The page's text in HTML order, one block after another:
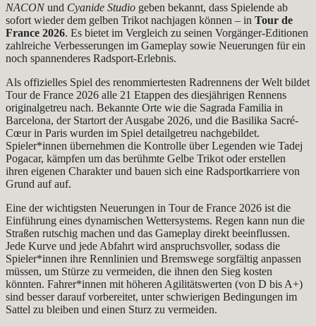
NACONund Cyanide Studio geben bekannt, dass Spielende ab
sofort wieder dem gelben Trikot nachjagen können – in Tour de
France 2026. Es bietet im Vergleich zu seinen Vorgänger-Editionen
zahlreiche Verbesserungen im Gameplay sowie Neuerungen für ein
noch spannenderes Radsport-Erlebnis.
Als offizielles Spiel des renommiertesten Radrennens der Welt bildet
Tour de France 2026 alle 21 Etappen des diesjährigen Rennens
originalgetreu nach. Bekannte Orte wie die Sagrada Familia in
Barcelona, der Startort der Ausgabe 2026, und die Basilika Sacré-
Cœur in Paris wurden im Spiel detailgetreu nachgebildet.
Spieler*innen übernehmen die Kontrolle über Legenden wie Tadej
Pogacar, kämpfen um das berühmte Gelbe Trikot oder erstellen
ihren eigenen Charakter und bauen sich eine Radsportkarriere von
Grund auf auf.
Eine der wichtigsten Neuerungen in Tour de France 2026 ist die
Einführung eines dynamischen Wettersystems. Regen kann nun die
Straßen rutschig machen und das Gameplay direkt beeinflussen.
Jede Kurve und jede Abfahrt wird anspruchsvoller, sodass die
Spieler*innen ihre Rennlinien und Bremswege sorgfältig anpassen
müssen, um Stürze zu vermeiden, die ihnen den Sieg kosten
könnten. Fahrer*innen mit höheren Agilitätswerten (von D bis A+)
sind besser darauf vorbereitet, unter schwierigen Bedingungen im
Sattel zu bleiben und einen Sturz zu vermeiden.